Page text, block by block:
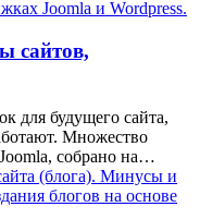
сайтов,
для будущего сайта,
Множество
собрано на…